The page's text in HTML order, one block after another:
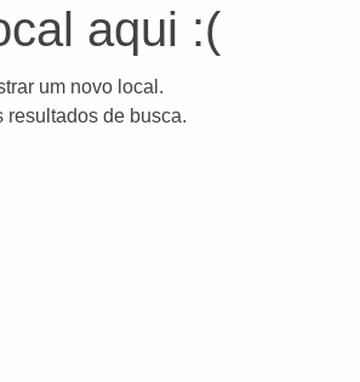
aqui :(
um novo local.
resultados de busca.